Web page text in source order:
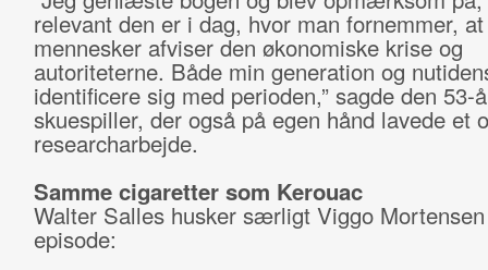
relevant den er i dag, hvor man fornemmer,
mennesker afviser den økonomiske krise og
autoriteterne. Både min generation og
identificere sig med perioden,” sagde den 53-
skuespiller, der også på egen hånd lavede et
researcharbejde.
Samme cigaretter som Kerouac
Walter Salles husker særligt Viggo
episode: